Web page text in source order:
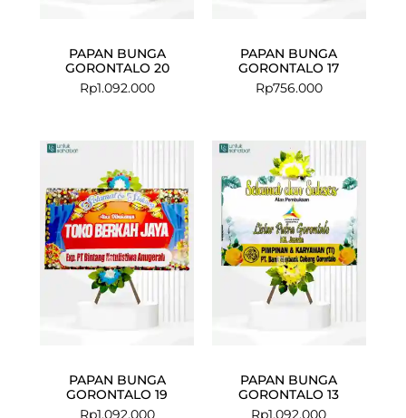
PAPAN BUNGA
GORONTALO 20
Rp1.092.000
PAPAN BUNGA
GORONTALO 17
Rp756.000
PAPAN BUNGA
GORONTALO 19
Rp1.092.000
PAPAN BUNGA
GORONTALO 13
Rp1.092.000